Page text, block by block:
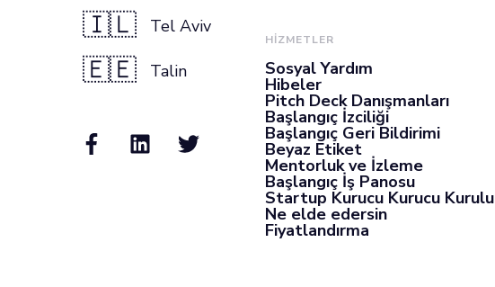
🇮🇱 Tel Aviv
🇪🇪 Talin
HİZMETLER
Sosyal Yardım
Hibeler
Pitch Deck Danışmanları
Başlangıç İzciliği
Başlangıç Geri Bildirimi
Beyaz Etiket
Mentorluk ve İzleme
Başlangıç İş Panosu
Startup Kurucu Kurucu Kurulu
Ne elde edersin
Fiyatlandırma